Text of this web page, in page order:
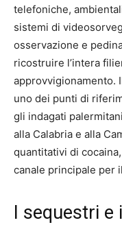
telefoniche,
sistemi di
osservazione e
ricostruire l’intera
approvvigionamento.
uno dei punti di
gli indagati
alla Calabria e alla
quantitativi di
canale principale per
I sequestri e